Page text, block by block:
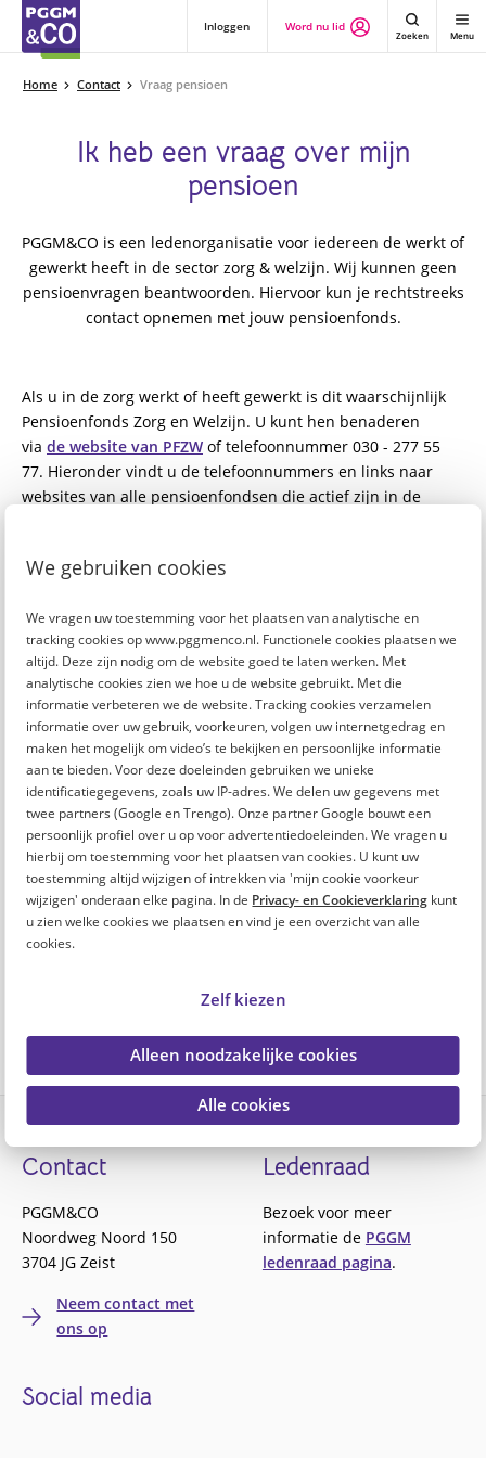
We gebruiken cookies
We vragen uw toestemming voor het plaatsen van analytische en
tracking cookies op www.pggmenco.nl. Functionele cookies plaatsen we
altijd. Deze zijn nodig om de website goed te laten werken. Met
analytische cookies zien we hoe u de website gebruikt. Met die
informatie verbeteren we de website. Tracking cookies verzamelen
informatie over uw gebruik, voorkeuren, volgen uw internetgedrag en
maken het mogelijk om video’s te bekijken en persoonlijke informatie
aan te bieden. Voor deze doeleinden gebruiken we unieke
identificatiegegevens, zoals uw IP-adres. We delen uw gegevens met
twee partners (Google en Trengo). Onze partner Google bouwt een
persoonlijk profiel over u op voor advertentiedoeleinden. We vragen u
hierbij om toestemming voor het plaatsen van cookies. U kunt uw
toestemming altijd wijzigen of intrekken via 'mijn cookie voorkeur
wijzigen' onderaan elke pagina. In de Privacy- en Cookieverklaring kunt
u zien welke cookies we plaatsen en vind je een overzicht van alle
cookies.
Zelf kiezen
Alleen noodzakelijke cookies
Alle cookies
Inloggen Word nu lid
Zoeken Menu
Home Contact Vraag pensioen
Ik heb een vraag over mijn
pensioen
PGGM&CO is een ledenorganisatie voor iedereen de werkt of
gewerkt heeft in de sector zorg & welzijn. Wij kunnen geen
pensioenvragen beantwoorden. Hiervoor kun je rechtstreeks
contact opnemen met jouw pensioenfonds.
Als u in de zorg werkt of heeft gewerkt is dit waarschijnlijk
Pensioenfonds Zorg en Welzijn. U kunt hen benaderen
via de website van PFZW of telefoonnummer 030 - 277 55
77. Hieronder vindt u de telefoonnummers en links naar
websites van alle pensioenfondsen die actief zijn in de
​​Pensioenfonds Zorg en Welzijn
Pensioenfonds Schilderstel. 030 277 5600
Pensioenfonds medewerkers apothekentel. 070 363 89
57
Pensioenfonds openbare apothekerstel. 088 116 3021
Pensioenfonds huisartsentel. 030 277 9640
Pensioenfonds medisch specialistentel. 030 693 7680
Pensioenfonds fysiotherapeuten
tel. 013 462 35 21
Pensioenfonds tandartsen en
tandartsspecialistentel. 088 11 63 017
Pensioenfonds verloskundigentel. 013 462 35 19
Pensioenfonds zelfstandig kunstenaars​tel. 035 702 34 56
Bent u werkzaam in de sector zorg en welzijn? Neem dan
ook eens kijkje oponze website.PGGM&COis er voor
iedereen die werkzaam is (geweest) in de sector. Wij bieden
bijeenkomsten. Enthousiast geworden?
Footer
Contact
PGGM&CO
Noordweg Noord 150
3704 JG Zeist
Neem contact met
ons op
Ledenraad
Bezoek voor meer
informatie de PGGM
ledenraad pagina.
Social media